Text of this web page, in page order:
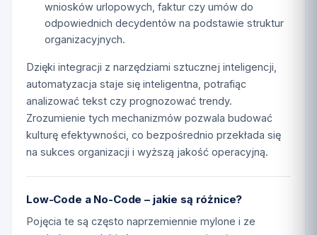
wniosków urlopowych, faktur czy umów do
odpowiednich decydentów na podstawie struktur
organizacyjnych.
Dzięki integracji z narzędziami sztucznej inteligencji,
automatyzacja staje się inteligentna, potrafiąc
analizować tekst czy prognozować trendy.
Zrozumienie tych mechanizmów pozwala budować
kulturę efektywności, co bezpośrednio przekłada się
na sukces organizacji i wyższą jakość operacyjną.
Low-Code a No-Code – jakie są różnice?
Pojęcia te są często naprzemiennie mylone i ze